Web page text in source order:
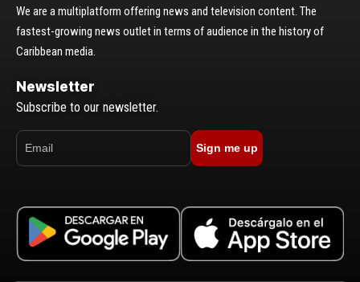
We are a multiplatform offering news and television content. The
fastest-growing news outlet in terms of audience in the history of
Caribbean media.
Newsletter
Subscribe to our newsletter.
Sign me up